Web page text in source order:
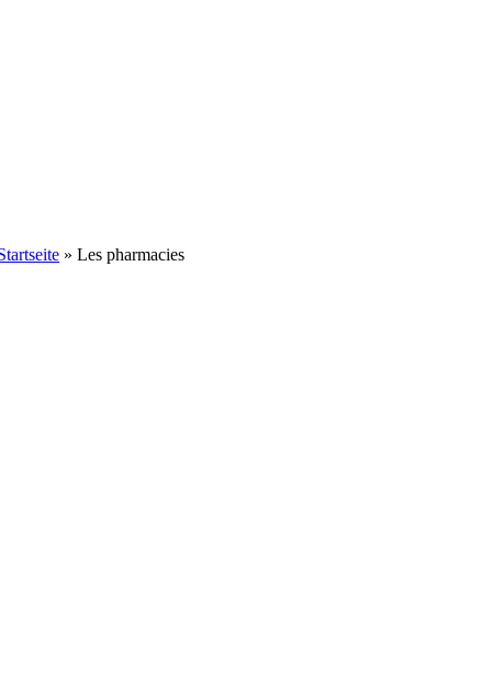
»Les pharmacies